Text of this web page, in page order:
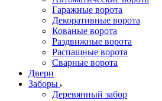
Гаражные ворота
Декоративные ворота
Кованые ворота
Раздвижные ворота
Распашные ворота
Сварные ворота
Двери
Заборы
Деревянный забор